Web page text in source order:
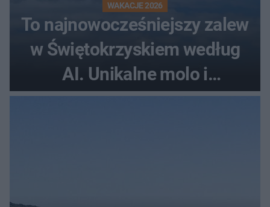
WAKACJE 2026
To najnowocześniejszy zalew
w Świętokrzyskiem według
AI. Unikalne molo i
promenada